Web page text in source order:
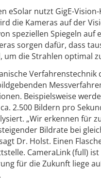
eSolar nutzt GigE-
die Kameras auf der
speziellen Spiegeln
sorgen dafür, dass
um die Strahlen optimal
Beispielsweise
2.500 Bildern pro
„Wir erkennen für
Bildrate bei
Dr. Holst. Einen
CameraLink (full)
für die Zukunft liege